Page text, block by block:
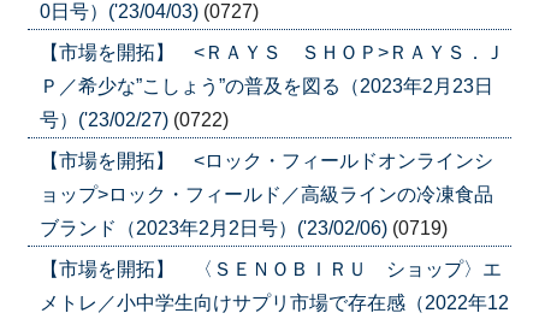
0日号）('23/04/03) (0727)
【市場を開拓】 <ＲＡＹＳ ＳＨＯＰ>ＲＡＹＳ．Ｊ
Ｐ／希少な”こしょう”の普及を図る（2023年2月23日
号）('23/02/27) (0722)
【市場を開拓】 <ロック・フィールドオンラインシ
ョップ>ロック・フィールド／高級ラインの冷凍食品
ブランド（2023年2月2日号）('23/02/06) (0719)
【市場を開拓】 〈ＳＥＮＯＢＩＲＵ ショップ〉エ
メトレ／小中学生向けサプリ市場で存在感（2022年12